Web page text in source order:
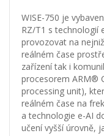
WISE-750 je
RZ/T1 s technologií
provozovat na
reálném čase
zařízení tak i
procesorem ARM®
processing unit),
reálném čase na
a technologie e-AI
učení vyšší úrovně,